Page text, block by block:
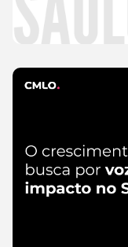
CMLO Do Zero